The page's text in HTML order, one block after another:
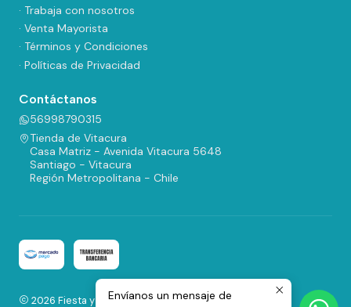
· Trabaja con nosotros
· Venta Mayorista
· Términos y Condiciones
· Políticas de Privacidad
Contáctanos
56998790315
Tienda de Vitacura
Casa Matriz - Avenida Vitacura 5648
Santiago - Vitacura
Región Metropolitana - Chile
2026 Fiesta y Regalos.Envíanos un mensaje de